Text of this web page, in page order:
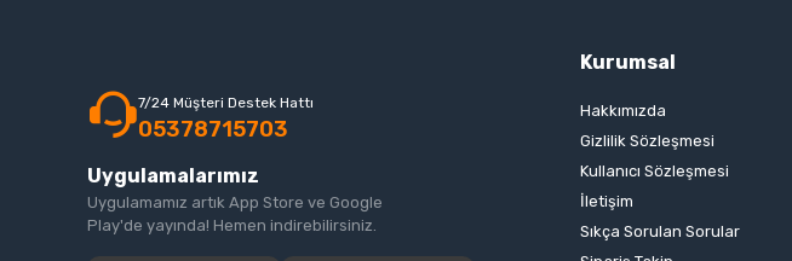
7/24 Müşteri Destek Hattı
05378715703
Uygulamalarımız
Uygulamamız artık App Store ve Google
Play'de yayında! Hemen indirebilirsiniz.
Kurumsal
Hakkımızda
Gizlilik Sözleşmesi
Kullanıcı Sözleşmesi
İletişim
Sıkça Sorulan Sorular